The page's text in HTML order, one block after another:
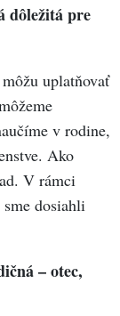
dôležitá pre
uplatňovať
v rodine,
Ako
V rámci
dosiahli
– otec,